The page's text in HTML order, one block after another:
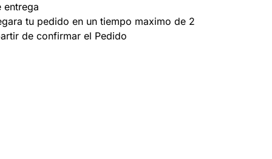
entrega
tu pedido en un tiempo maximo de 2
de confirmar el Pedido